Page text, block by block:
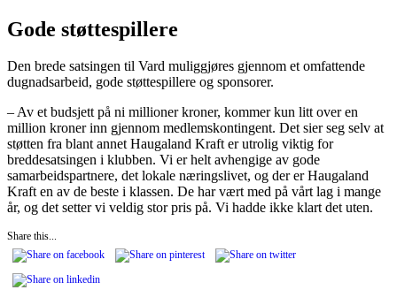
Gode støttespillere
Den brede satsingen til Vard muliggjøres gjennom et omfattende
dugnadsarbeid, gode støttespillere og sponsorer.
– Av et budsjett på ni millioner kroner, kommer kun litt over en
million kroner inn gjennom medlemskontingent. Det sier seg selv at
støtten fra blant annet Haugaland Kraft er utrolig viktig for
breddesatsingen i klubben. Vi er helt avhengige av gode
samarbeidspartnere, det lokale næringslivet, og der er Haugaland
Kraft en av de beste i klassen. De har vært med på vårt lag i mange
år, og det setter vi veldig stor pris på. Vi hadde ikke klart det uten.
Share this...